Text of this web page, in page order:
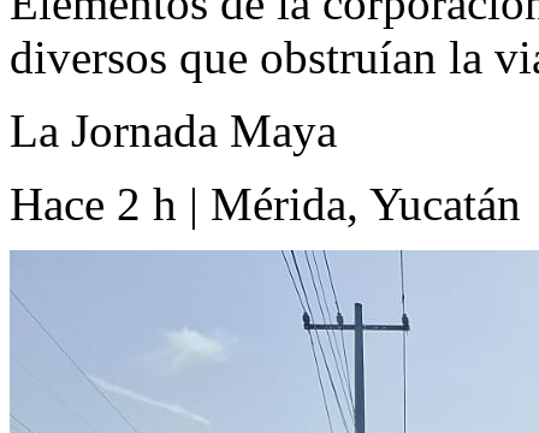
diversos que obstruían la
La Jornada Maya
Hace 2 h | Mérida, Yucatán